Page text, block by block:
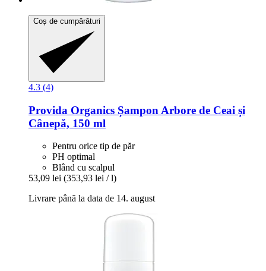
Coș de cumpărături
4.3 (4)
Provida Organics Șampon Arbore de Ceai și
Cânepă, 150 ml
Pentru orice tip de păr
PH optimal
Blând cu scalpul
53,09 lei (353,93 lei / l)
Livrare până la data de 14. august